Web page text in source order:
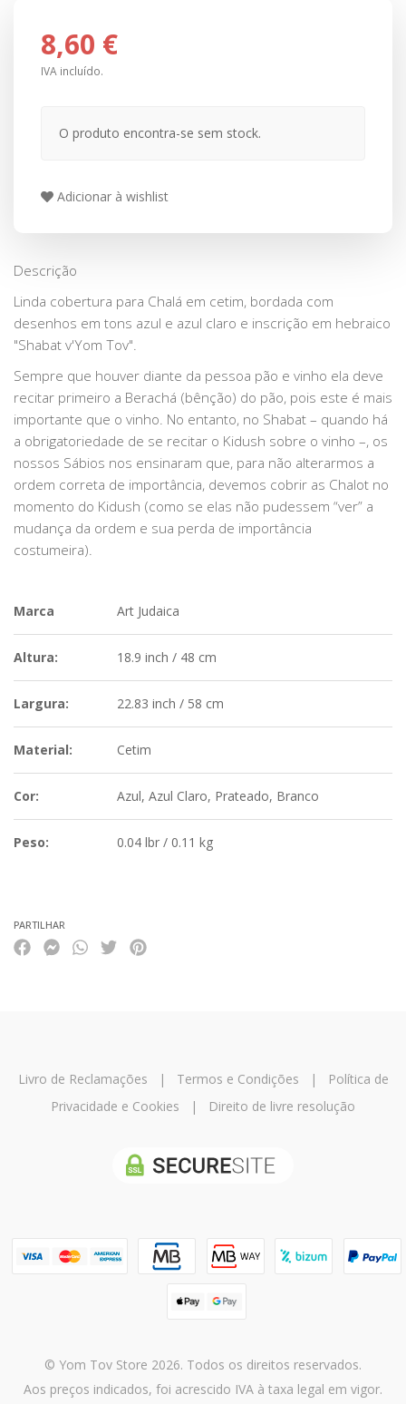
8,60 €
IVA incluído.
O produto encontra-se sem stock.
Adicionar à wishlist
Descrição
Linda cobertura para Chalá em cetim, bordada com
desenhos em tons azul e azul claro e inscrição em hebraico
"Shabat v'Yom Tov".
Sempre que houver diante da pessoa pão e vinho ela deve
recitar primeiro a Berachá (bênção) do pão, pois este é mais
importante que o vinho. No entanto, no Shabat – quando há
a obrigatoriedade de se recitar o Kidush sobre o vinho –, os
nossos Sábios nos ensinaram que, para não alterarmos a
ordem correta de importância, devemos cobrir as Chalot no
momento do Kidush (como se elas não pudessem “ver” a
mudança da ordem e sua perda de importância
costumeira).
Marca Art Judaica
Altura: 18.9 inch / 48 cm
Largura: 22.83 inch / 58 cm
Material: Cetim
Cor: Azul, Azul Claro, Prateado, Branco
Peso:
0.04 lbr / 0.11 kg
PARTILHAR
Livro de Reclamações | Termos e Condições |
Política de
Privacidade e Cookies | Direito de livre resolução
© Yom Tov Store 2026. Todos os direitos reservados.
Aos preços indicados, foi acrescido IVA à taxa legal em vigor.